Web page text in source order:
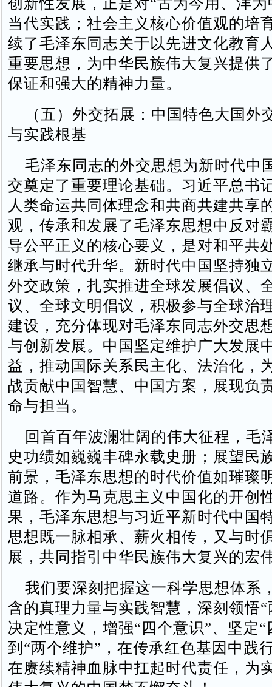
当代实践；社会主义核心价值观的培
续了毛泽东同志关于以先进文化教育
重要思想，为中华民族伟大复兴提供
保证和强大的精神力量。
（五）外交拓展：中国特色大国外
与实践根基
毛泽东同志的外交思想为新时代中
交奠定了重要理论基础。习近平总书
人类命运共同体理念和共商共建共享
观，传承和发展了毛泽东思想中反对
导公平正义的核心要义，是对和平共
继承与时代升华。新时代中国坚持独
外交政策，扎实推进全球发展倡议、
议、全球文明倡议，积极参与全球治
建设，充分体现对毛泽东同志外交思
与创新发展。中国坚定维护广大发展
益，推动国际关系民主化、法治化，
战贡献中国智慧、中国方案，展现负
命与担当。
回首百年波澜壮阔的伟大征程，毛
史功绩如巍巍丰碑永载史册；展望民
前景，毛泽东思想的时代价值如璀璨
道路。作为马克思主义中国化的开创
果，毛泽东思想与习近平新时代中国
思想既一脉相承、薪火相传，又与时
展，共同指引中华民族伟大复兴的宏
我们要深刻把握这一科学思想体系
含的真理力量与实践智慧，深刻领悟“
决定性意义，增强“四个意识”、坚定
到“两个维护”，在传承红色基因中践
在赓续精神血脉中扛起时代责任，为